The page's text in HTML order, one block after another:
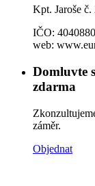
Kpt. Jaroše
IČO:
web:
Domluvte
zdarma
záměr.
Objednat